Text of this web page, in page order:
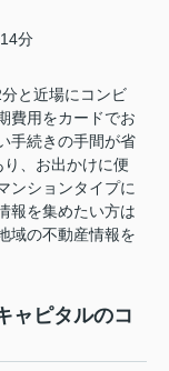
分
と近場にコンビ
費用をカードでお
手続きの手間が省
、お出かけに便
ンションタイプに
報を集めたい方は
域の不動産情報を
ャピタルのコ